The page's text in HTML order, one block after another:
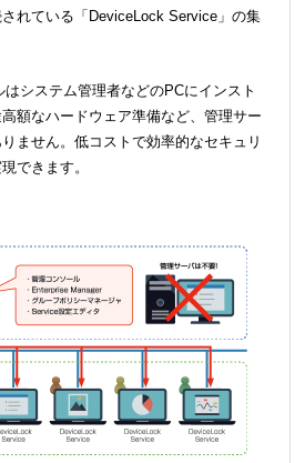
れている「DeviceLock Service」の集
システム管理者などのPCにインスト
額なハードウェア準備など、管理サー
ません。低コストで効率的なセキュリ
できます。